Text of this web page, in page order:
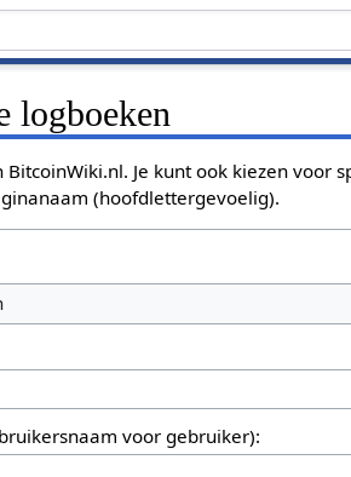
logboeken
Je kunt ook kiezen voor
(hoofdlettergevoelig).
voor gebruiker):